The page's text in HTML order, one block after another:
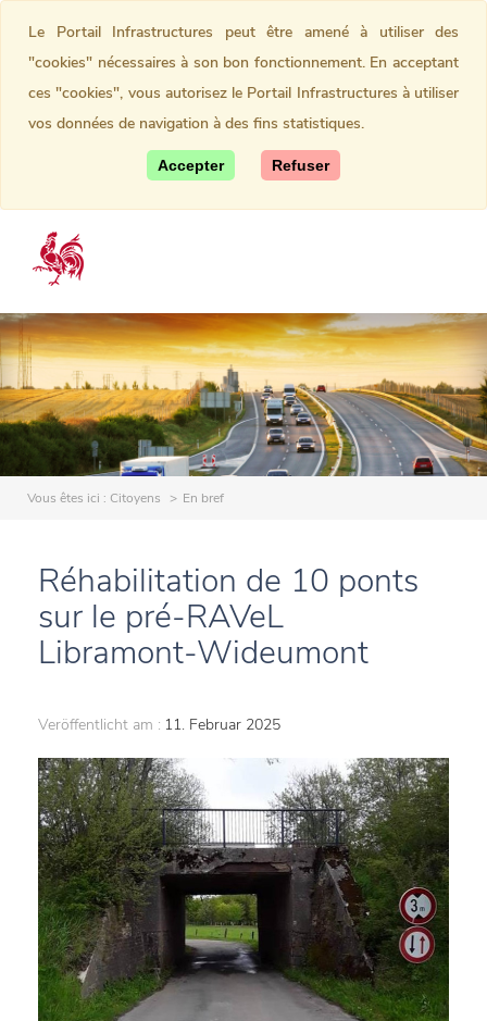
Vous êtes ici : Citoyens En bref
Réhabilitation de 10 ponts
sur le pré-RAVeL
Libramont-Wideumont
Veröffentlicht am : 11. Februar 2025
Le Portail Infrastructures peut être amené à utiliser des
"cookies" nécessaires à son bon fonctionnement. En acceptant
ces "cookies", vous autorisez le Portail Infrastructures à utiliser
vos données de navigation à des fins statistiques.
Accepter Refuser